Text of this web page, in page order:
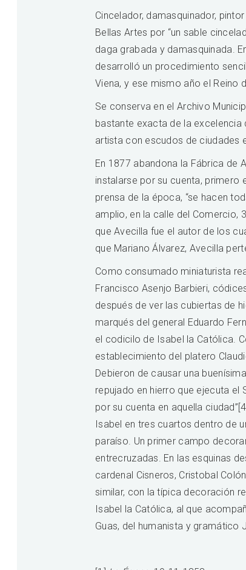
Cincelador, damasquinador,
Bellas Artes por “un sable
daga grabada y damasquinada.
desarrolló un procedimiento
Viena, y ese mismo año el Reino
Se conserva en el Archivo
bastante exacta de la excelencia
artista con escudos de ciudades
En 1877 abandona la Fábrica de
instalarse por su cuenta, primero
prensa de la época, “se hacen
amplio, en la calle del Comercio,
que Avecilla fue el autor de los
que Mariano Álvarez, Avecilla
Como consumado miniaturista
Francisco Asenjo Barbieri,
después de ver las cubiertas de
marqués del general Eduardo
el codicilo de Isabel la Católica.
establecimiento del platero
Debieron de causar una
repujado en hierro que ejecuta el
por su cuenta en aquella
Isabel en tres cuartos dentro de
paraíso. Un primer campo
entrecruzadas. En las esquinas
cardenal Cisneros, Cristobal
similar, con la típica decoración
Isabel la Católica, al que
Guas, del humanista y gramático